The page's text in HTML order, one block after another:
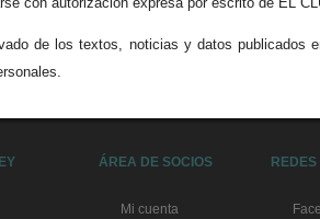
de los textos, noticias y datos publicados
ÁREA DE SOCIOS
Mi cuenta
REDES